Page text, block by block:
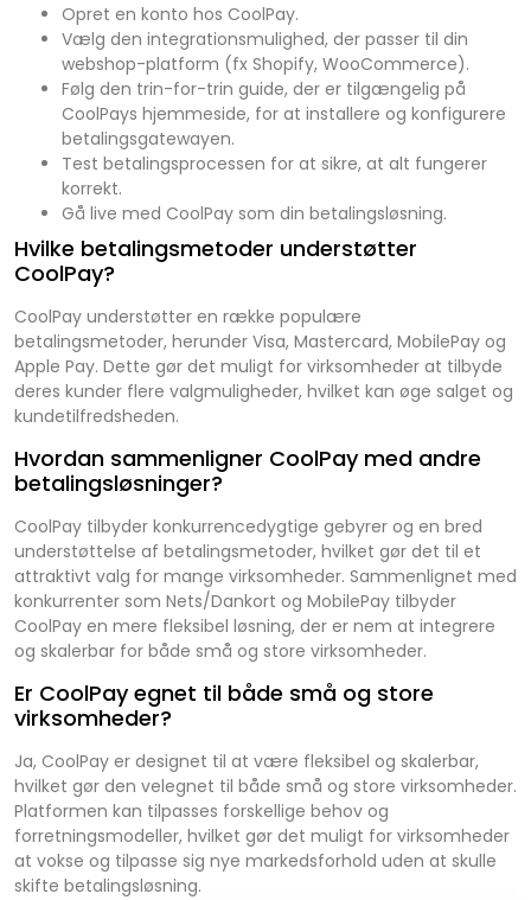
Opret en konto hos CoolPay.
Vælg den integrationsmulighed, der passer til din
webshop-platform (fx Shopify, WooCommerce).
Følg den trin-for-trin guide, der er tilgængelig på
CoolPays hjemmeside, for at installere og konfigurere
betalingsgatewayen.
Test betalingsprocessen for at sikre, at alt fungerer
korrekt.
Gå live med CoolPay som din betalingsløsning.
Hvilke betalingsmetoder understøtter
CoolPay?
CoolPay understøtter en række populære
betalingsmetoder, herunder Visa, Mastercard, MobilePay og
Apple Pay. Dette gør det muligt for virksomheder at tilbyde
deres kunder flere valgmuligheder, hvilket kan øge salget og
kundetilfredsheden.
Hvordan sammenligner CoolPay med andre
betalingsløsninger?
CoolPay tilbyder konkurrencedygtige gebyrer og en bred
understøttelse af betalingsmetoder, hvilket gør det til et
attraktivt valg for mange virksomheder. Sammenlignet med
konkurrenter som Nets/Dankort og MobilePay tilbyder
CoolPay en mere fleksibel løsning, der er nem at integrere
og skalerbar for både små og store virksomheder.
Er CoolPay egnet til både små og store
virksomheder?
Ja, CoolPay er designet til at være fleksibel og skalerbar,
hvilket gør den velegnet til både små og store virksomheder.
Platformen kan tilpasses forskellige behov og
forretningsmodeller, hvilket gør det muligt for virksomheder
at vokse og tilpasse sig nye markedsforhold uden at skulle
skifte betalingsløsning.